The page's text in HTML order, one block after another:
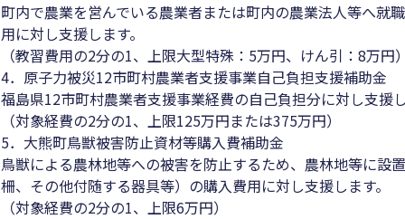
町内で農業を営んでいる農業者または町内の農業法人等へ就
用に対し支援します。
（教習費用の2分の1、上限大型特殊：5万円、けん引：8万円
4．原子力被災12市町村農業者支援事業自己負担支援補助金
福島県12市町村農業者支援事業経費の自己負担分に対し支援
（対象経費の2分の1、上限125万円または375万円）
5．大熊町鳥獣被害防止資材等購入費補助金
鳥獣による農林地等への被害を防止するため、農林地等に設
柵、その他付随する器具等）の購入費用に対し支援します。
（対象経費の2分の1、上限6万円）